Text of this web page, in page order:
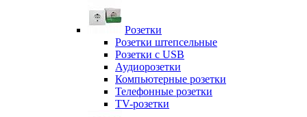
Розетки
Розетки штепсельные
Розетки с USB
Аудиорозетки
Компьютерные розетки
Телефонные розетки
TV-розетки